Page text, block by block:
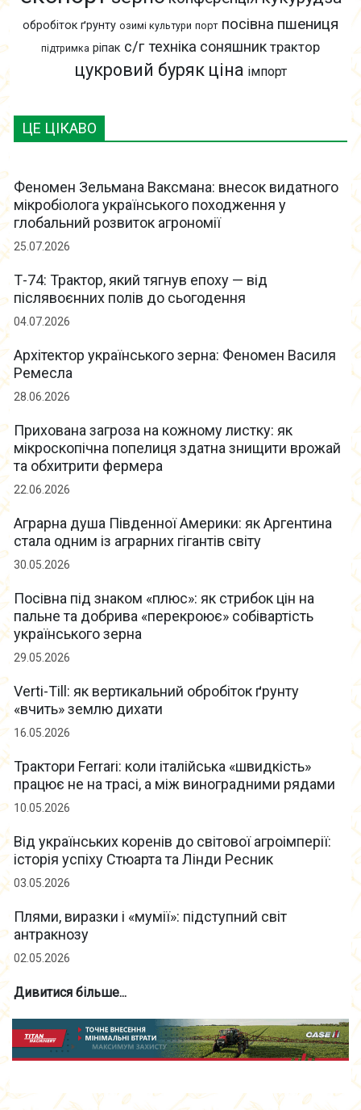
ЦЕ ЦІКАВО
Феномен Зельмана Ваксмана: внесок видатного
мікробіолога українського походження у
глобальний розвиток агрономії
25.07.2026
Т-74: Трактор, який тягнув епоху — від
післявоєнних полів до сьогодення
04.07.2026
Архітектор українського зерна: Феномен Василя
Ремесла
28.06.2026
Прихована загроза на кожному листку: як
мікроскопічна попелиця здатна знищити врожай
та обхитрити фермера
22.06.2026
Аграрна душа Південної Америки: як Аргентина
стала одним із аграрних гігантів світу
30.05.2026
Посівна під знаком «плюс»: як стрибок цін на
пальне та добрива «перекроює» собівартість
українського зерна
29.05.2026
Verti-Till: як вертикальний обробіток ґрунту
«вчить» землю дихати
16.05.2026
Трактори Ferrari: коли італійська «швидкість»
працює не на трасі, а між виноградними рядами
10.05.2026
Від українських коренів до світової агроімперії:
історія успіху Стюарта та Лінди Ресник
03.05.2026
Плями, виразки і «мумії»: підступний світ
антракнозу
02.05.2026
Дивитися більше...
обробіток ґрунту озимі культури порт посівна пшениця
підтримка ріпак с/г техніка соняшник трактор
цукровий буряк ціна імпорт